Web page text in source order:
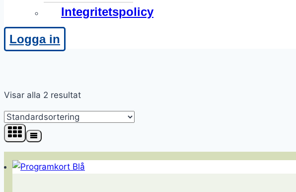
Integritetspolicy
Logga in
Visar alla 2 resultat